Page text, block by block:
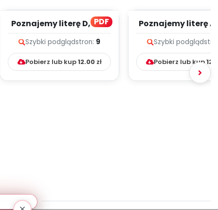
PDF
Poznajemy literę D, cz. 1
Szybki podglądstron: 9
Pobierz lub kup12.00zł
Poznajemy literę A,
Szybki podgląd
Pobierz lub kup